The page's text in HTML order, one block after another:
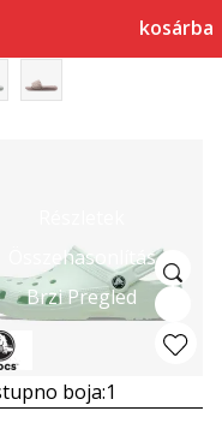
kosárba
Összehasonlítás
Brzi Pregled
boja:1